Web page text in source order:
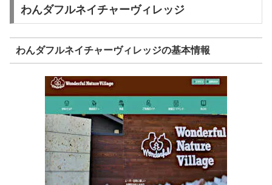
わんダフルネイチャーヴィレッジ
わんダフルネイチャーヴィレッジの基本情報